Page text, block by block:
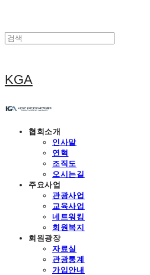
KGA
협회소개
인사말
연혁
조직도
오시는길
주요사업
관광사업
교육사업
네트워킹
회원복지
회원광장
자료실
관광통계
가입안내